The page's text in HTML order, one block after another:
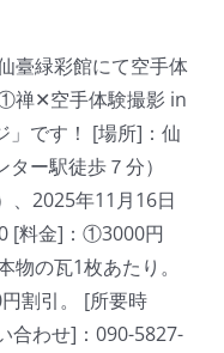
案
内！
は
臺緑彩館にて空手体
禅✕空手体験撮影 in
です！ [場所]：仙
ー駅徒歩７分）
、2025年11月16日
[料金]：①3000円
の瓦1枚あたり。
割引。 [所要時
わせ]：090-5827-